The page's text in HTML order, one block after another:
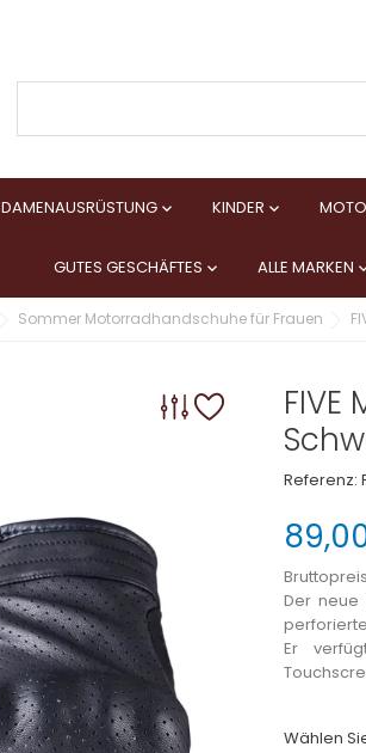
DAMENAUSRÜSTUNG KINDER 
GUTES GESCHÄFTES  ALLE MARKEN
Sommer Motorradhandschuhe für Frauen
FIVE
Referenz:
Bruttopreis
Der neue
Er
Wählen